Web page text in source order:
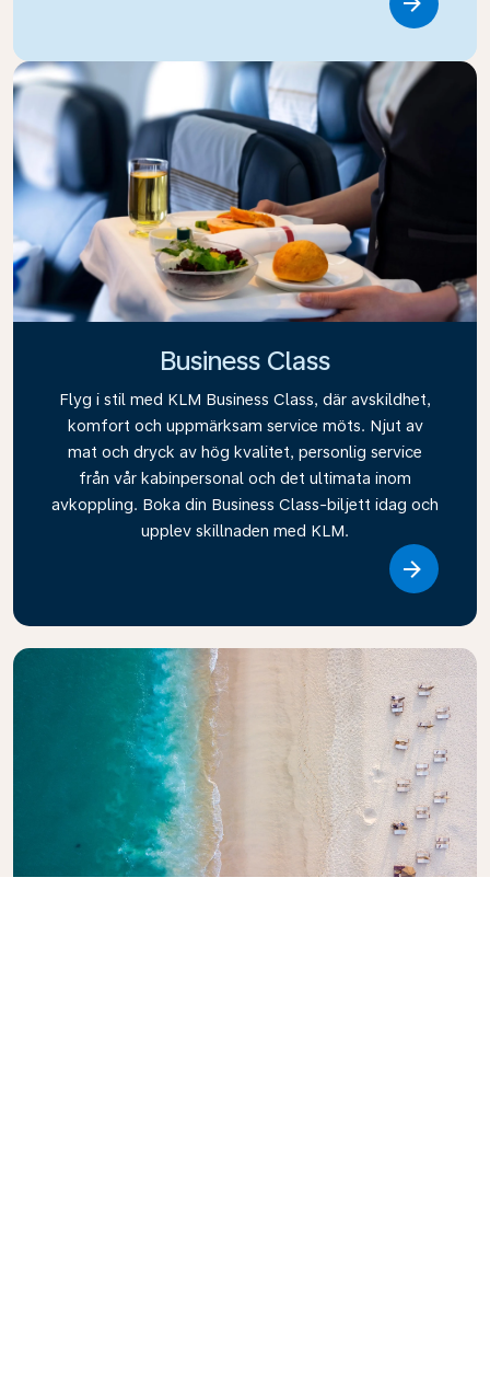
Business Class
Flyg i stil med KLM Business Class, där avskildhet,
komfort och uppmärksam service möts. Njut av
mat och dryck av hög kvalitet, personlig service
från vår kabinpersonal och det ultimata inom
avkoppling. Boka din Business Class-biljett idag och
upplev skillnaden med KLM.